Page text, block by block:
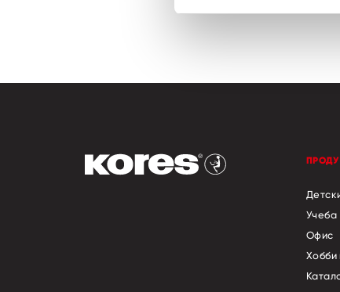
Учеба
Офис
Хобби